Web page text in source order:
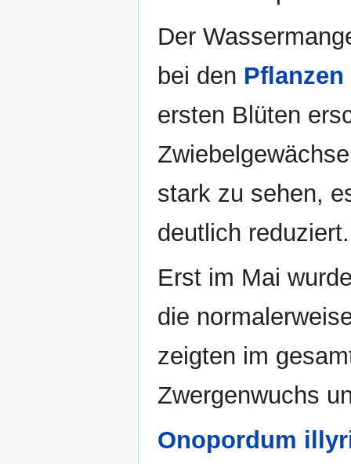
Der
bei den
ersten Blüten
stark zu sehen,
deutlich reduziert.
Erst im Mai
die
zeigten im
Zwergenwuchs
Onopordum